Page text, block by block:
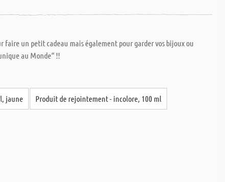
faire un petit cadeau mais également pour garder vos bijoux ou
au Monde“ !!
jaune Produit de rejointement - incolore, 100 ml